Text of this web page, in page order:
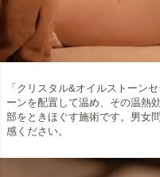
「クリスタル&オイルストーン
ーンを配置して温め、その温熱
部をときほぐす施術です。男女
感ください。